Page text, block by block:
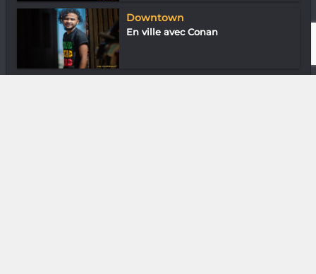
Downtown
En ville avec Conan